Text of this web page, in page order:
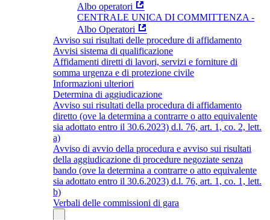
Albo operatori
CENTRALE UNICA DI COMMITTENZA -
Albo Operatori
Avviso sui risultati delle procedure di affidamento
Avvisi sistema di qualificazione
Affidamenti diretti di lavori, servizi e forniture di
somma urgenza e di protezione civile
Informazioni ulteriori
Determina di aggiudicazione
Avviso sui risultati della procedura di affidamento
diretto (ove la determina a contrarre o atto equivalente
sia adottato entro il 30.6.2023) d.l. 76, art. 1, co. 2, lett.
a)
Avviso di avvio della procedura e avviso sui risultati
della aggiudicazione di procedure negoziate senza
bando (ove la determina a contrarre o atto equivalente
sia adottato entro il 30.6.2023) d.l. 76, art. 1, co. 1, lett.
b)
Verbali delle commissioni di gara